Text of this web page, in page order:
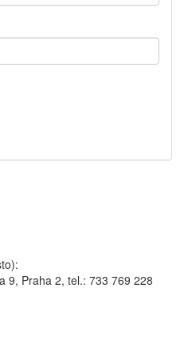
9, Praha 2, tel.: 733 769 228